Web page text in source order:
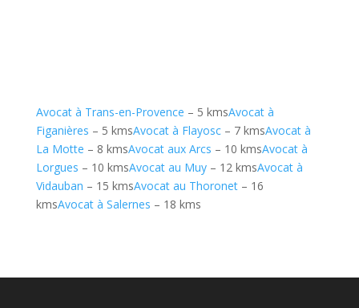
Avocat à Trans-en-Provence – 5 kmsAvocat à
Figanières – 5 kmsAvocat à Flayosc– 7 kmsAvocat à
La Motte – 8 kmsAvocat aux Arcs – 10 kmsAvocat à
Lorgues – 10 kmsAvocat au Muy– 12 kmsAvocat à
Vidauban – 15 kmsAvocat au Thoronet– 16
kmsAvocat à Salernes – 18 kms